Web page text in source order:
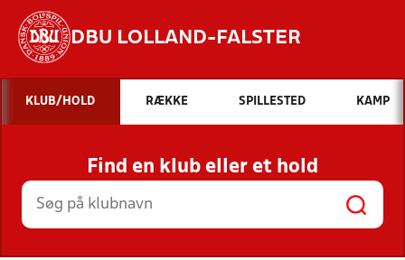
DBU LOLLAND-FALSTER
Hvad vil du søge efter?
INDHOLD OG NYHEDER
STILLINGER, RESULTATER, KLUBBER OG
HOLD
KLUB/HOLD RÆKKE SPILLESTED KAMP
Find en klub eller et hold